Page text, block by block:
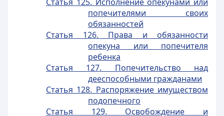
попечителями своих
обязанностей
Статья 126. Права и обязанности
опекуна или попечителя
ребенка
Статья 127. Попечительство над
дееспособными гражданами
Статья 128. Распоряжение имуществом
подопечного
Статья 129. Освобождение и